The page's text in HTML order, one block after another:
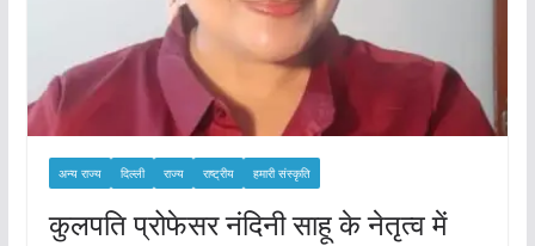
अन्य राज्य दिल्ली राज्य राष्ट्रीय हमारी संस्कृति
कुलपति प्रोफेसर नंदिनी साहू के नेतृत्व में